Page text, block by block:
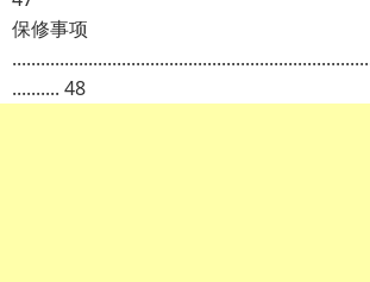
保修事项
.......... 48